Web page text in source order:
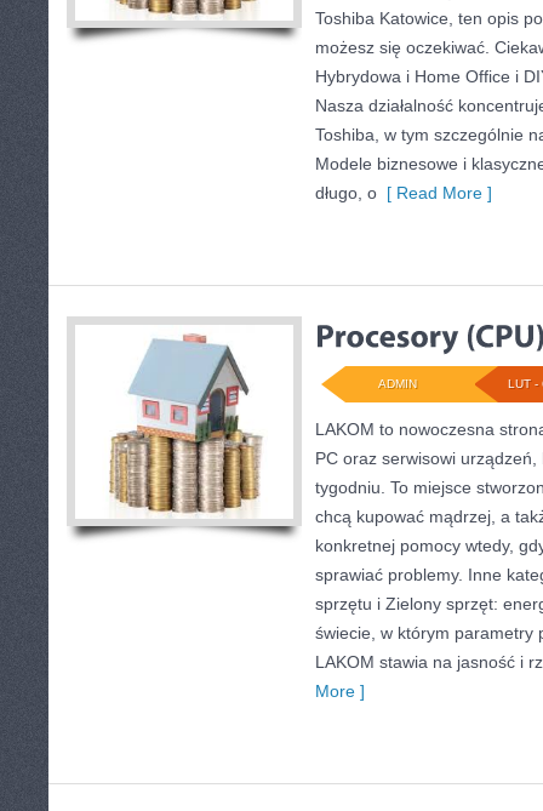
Toshiba Katowice, ten opis
możesz się oczekiwać.
Hybrydowa i Home Office i
Nasza działalność
Toshiba, w tym szczególnie
Modele biznesowe i
długo, o [ Read More ]
LUT -
ADMIN
LAKOM to nowoczesna
PC oraz serwisowi
tygodniu. To miejsce
chcą kupować mądrzej, a
konkretnej pomocy wtedy,
sprawiać problemy. Inne
sprzętu i Zielony sprzęt:
świecie, w którym parametry
LAKOM stawia na jasność i
More ]